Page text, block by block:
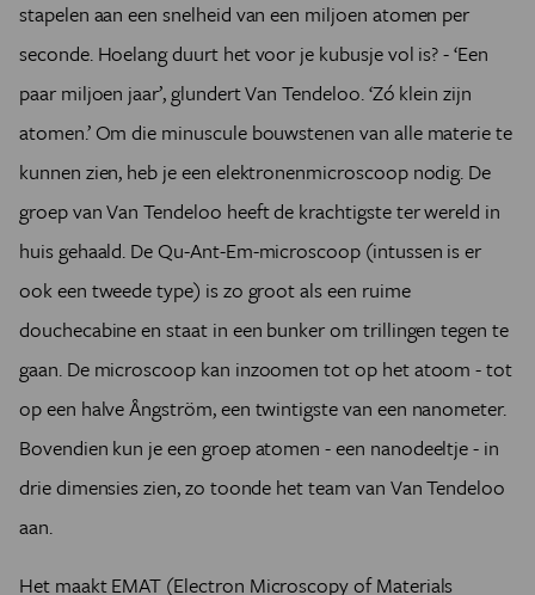
stapelen aan een snelheid van een miljoen atomen per
seconde. Hoelang duurt het voor je kubusje vol is? - ‘Een
paar miljoen jaar’, glundert Van Tendeloo. ‘Zó klein zijn
atomen.’ Om die minuscule bouwstenen van alle materie te
kunnen zien, heb je een elektronenmicroscoop nodig. De
groep van Van Tendeloo heeft de krachtigste ter wereld in
huis gehaald. De Qu-Ant-Em-microscoop (intussen is er
ook een tweede type) is zo groot als een ruime
douchecabine en staat in een bunker om trillingen tegen te
gaan. De microscoop kan inzoomen tot op het atoom - tot
op een halve Ångström, een twintigste van een nanometer.
Bovendien kun je een groep atomen - een nanodeeltje - in
drie dimensies zien, zo toonde het team van Van Tendeloo
aan.
Het maakt EMAT (Electron Microscopy of Materials